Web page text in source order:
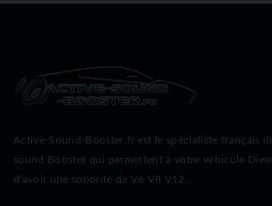
Active-Sound-Booster.fr est le spécialiste français
sound Booster qui permettent à votre véhicule
d'avoir une sonorité de V6 V8 V12.